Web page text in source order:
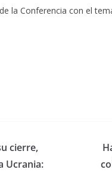
la Conferencia con el
cierre,
Ucrania: